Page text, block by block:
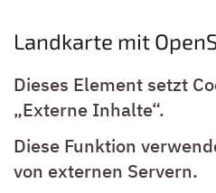
Landkarte mit
Dieses Element setzt
„Externe Inhalte“.
Diese Funktion
von externen Servern.